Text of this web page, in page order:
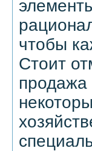
чтобы
Стоит
продажа